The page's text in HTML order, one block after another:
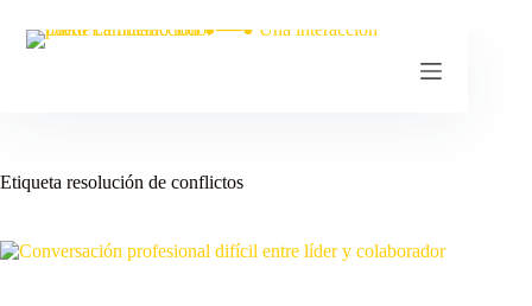
Etiqueta resolución de conflictos